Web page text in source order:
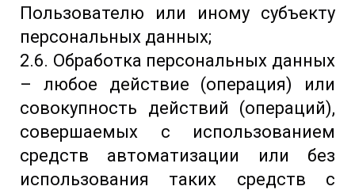
Пользователю или иному субъекту
персональных данных;
2.6. Обработка персональных данных
– любое действие (операция) или
совокупность действий (операций),
совершаемых с использованием
средств автоматизации или без
использования таких средств с